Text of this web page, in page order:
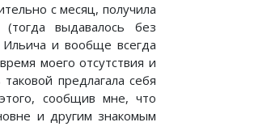
с месяц, получила
выдавалось без
и вообще всегда
моего отсутствия и
предлагала себя
сообщив мне, что
и другим знакомым